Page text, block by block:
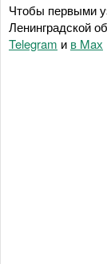
Чтобы первыми
Ленинградской
Telegram и в Maх